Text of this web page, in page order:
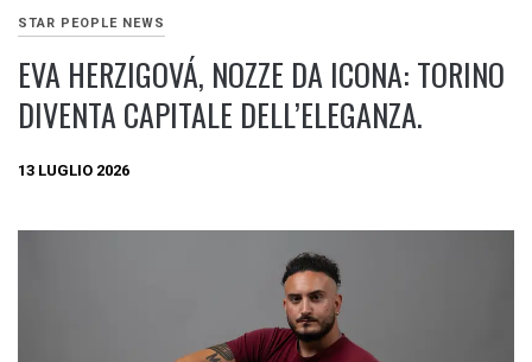
STAR PEOPLE NEWS
EVA HERZIGOVÁ, NOZZE DA ICONA: TORINO
DIVENTA CAPITALE DELL’ELEGANZA.
13 LUGLIO 2026